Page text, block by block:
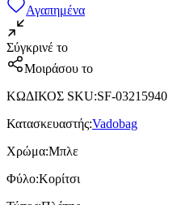
Αγαπημένα
Σύγκρινέ το
Μοιράσου το
ΚΩΔΙΚΟΣ SKU:SF-03215940
Κατασκευαστής:Vadobag
Χρώμα:Μπλε
Φύλο:Κορίτσι